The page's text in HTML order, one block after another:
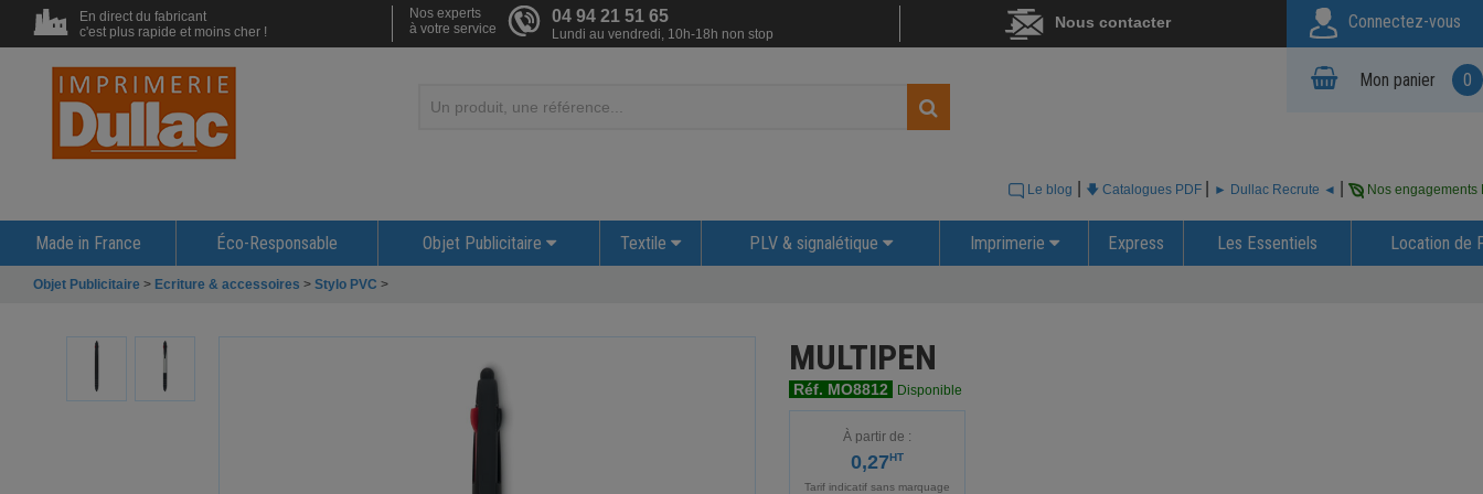
En direct du fabricant
c'est plus rapide et moins cher !
Nos experts
à votre service
04 94 21 51 65
Lundi au vendredi, 10h-18h non stop
Nous contacter Connectez-vous
Mon panier 0
Le blog 🡇 Catalogues PDF ► Dullac Recrute ◄ Nos engagements
Made in France Éco-Responsable Objet Publicitaire Textile PLV & signalétique Imprimerie Express Les Essentiels Location de
Objet Publicitaire > Ecriture & accessoires > Stylo PVC >
MULTIPEN
Réf. MO8812 Disponible
À partir de :
0,27HT
Tarif indicatif sans marquage